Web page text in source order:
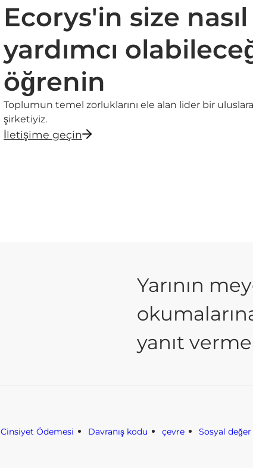
Ecorys'in size nasıl
yardımcı
öğrenin
Toplumun temel zorluklarını ele alan lider bir
şirketiyiz.
İletişime geçin
Yarının
yanıt
Cinsiyet Ödemesi Davranış kodu çevre Sosyal değer